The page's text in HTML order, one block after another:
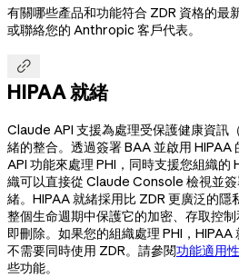
有關哪些產品和功能符合 ZDR 資格的最
或聯絡您的 Anthropic 客戶代表。

HIPAA 就緒
Claude API 支援為處理受保護健康資訊
緒的整合。透過簽署 BAA 並啟用 HIPAA
API 功能來處理 PHI，同時支援您組織的
織可以直接從 Claude Console 檢視並
緒。HIPAA 就緒採用比 ZDR 更廣泛的隱
整個生命週期中保護它的加密、存取控
即刪除。如果您的組織處理 PHI，
不需要同時使用 ZDR。請參閱功能適用
些功能。